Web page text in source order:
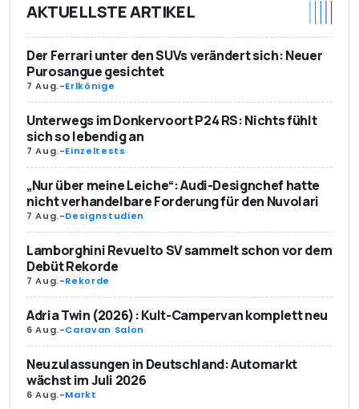
AKTUELLSTE ARTIKEL
Der Ferrari unter den SUVs verändert sich: Neuer
Purosangue gesichtet
7 Aug.-Erlkönige
Unterwegs im Donkervoort P24 RS: Nichts fühlt
sich so lebendig an
7 Aug.-Einzeltests
„Nur über meine Leiche“: Audi-Designchef hatte
nicht verhandelbare Forderung für den Nuvolari
7 Aug.-Designstudien
Lamborghini Revuelto SV sammelt schon vor dem
Debüt Rekorde
7 Aug.-Rekorde
Adria Twin (2026): Kult-Campervan komplett neu
6 Aug.-Caravan Salon
Neuzulassungen in Deutschland: Automarkt
wächst im Juli 2026
6 Aug.-Markt